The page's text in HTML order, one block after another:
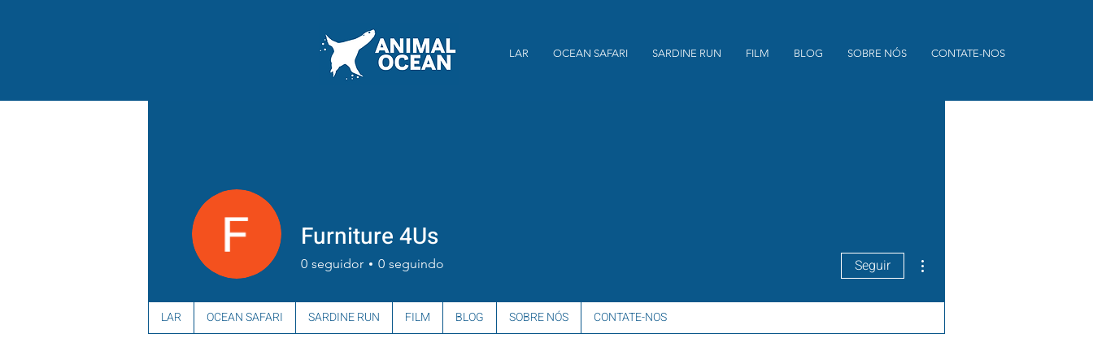
LAR OCEAN SAFARI SARDINE RUN FILM BLOG SOBRE NÓS CONTATE-NOS
Furniture 4Us
0 seguidor 0 seguindo Seguir
LAR OCEAN SAFARI SARDINE RUN FILM BLOG SOBRE NÓS CONTATE-NOS